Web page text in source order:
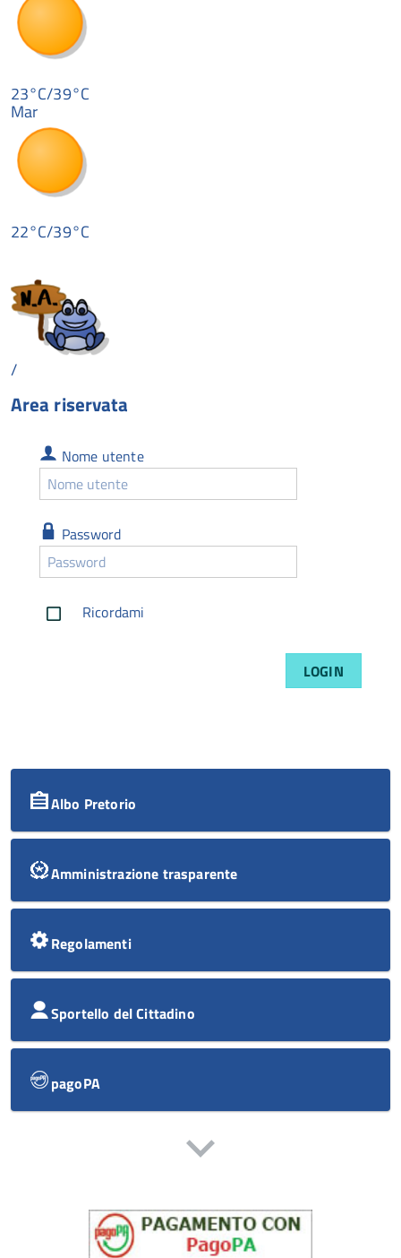
23°C/39°C
Mar
22°C/39°C
/
Area riservata
Nome
utente
Nome utente
Password
Password
Ricordami
LOGIN
Albo Pretorio
Amministrazione trasparente
Regolamenti
Sportello del Cittadino
pagoPA